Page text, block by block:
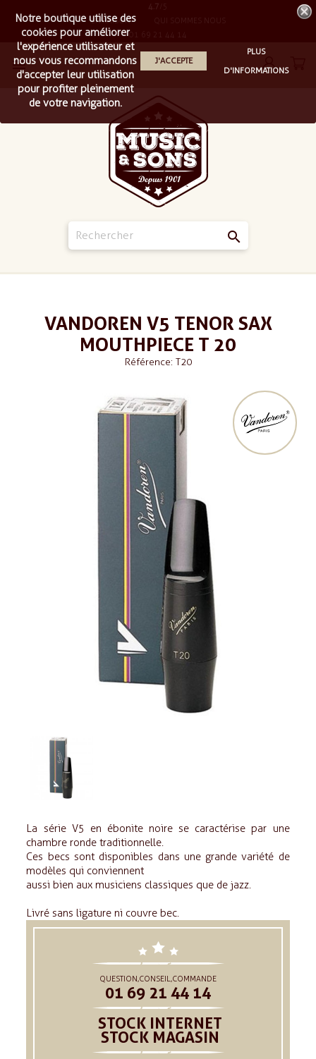
LIVRAISON QUI SOMMES NOUS
4.7
01 69 21 44 14


Notre boutique utilise des
cookies pour améliorer
l'expérience utilisateur et
nous vous recommandons
d'accepter leur utilisation
pour profiter pleinement
de votre navigation.
J'ACCEPTE
PLUS
D'INFORMATIONS
VANDOREN V5 TENOR SAX
MOUTHPIECE T 20
Référence: T20
La série V5 en ébonite noire se caractérise par une
chambre ronde traditionnelle.
Ces becs sont disponibles dans une grande variété de
modèles qui conviennent
aussi bien aux musiciens classiques que de jazz.
Livré sans ligature ni couvre bec.
QUESTION,CONSEIL,COMMANDE
01 69 21 44 14
STOCK INTERNET
STOCK MAGASIN